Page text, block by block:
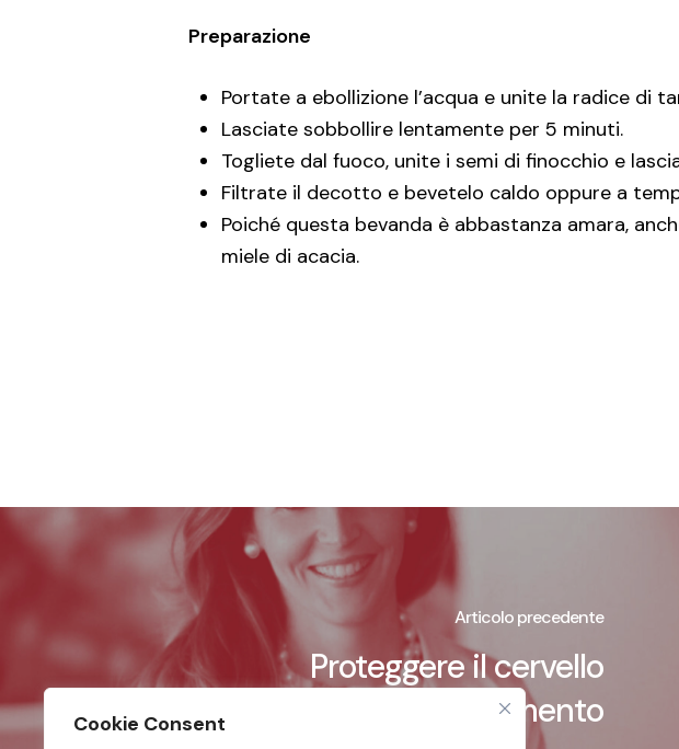
Cookie Consent
Preparazione
Portate a ebollizione l’acqua e unite la radice di
Lasciate sobbollire lentamente per 5 minuti.
Togliete dal fuoco, unite i semi di finocchio e
Filtrate il decotto e bevetelo caldo oppure a
Poiché questa bevanda è abbastanza amara,
miele di acacia.
Articolo precedente
Proteggere il cervello
dall'invecchiamento